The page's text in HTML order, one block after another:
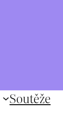
Soutěže